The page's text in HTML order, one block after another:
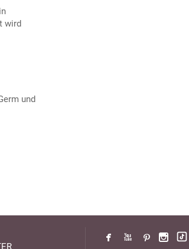
wird
und